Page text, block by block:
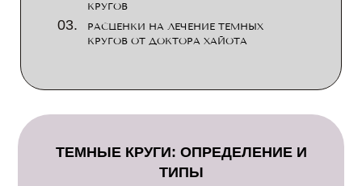
КРУГОВ
РАСЦЕНКИ НА ЛЕЧЕНИЕ ТЕМНЫХ
КРУГОВ ОТ ДОКТОРА ХАЙОТА
ТЕМНЫЕ КРУГИ: ОПРЕДЕЛЕНИЕ И
ТИПЫ